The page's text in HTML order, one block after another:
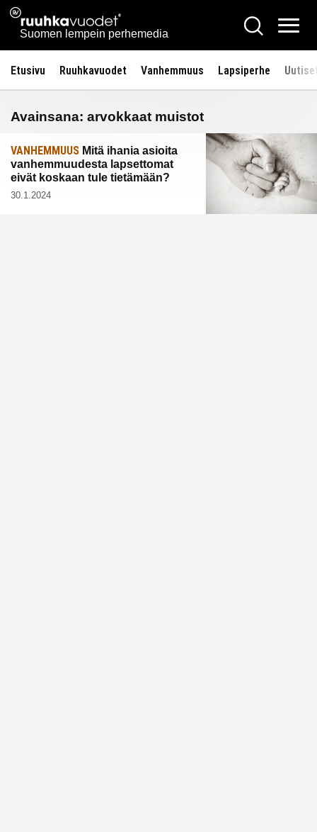
Siirry
sisältöön
Ruuhkavuodet.fi
Suomen lempein perhemedia
Hae
Etusivu Ruuhkavuodet Vanhemmuus Lapsiperhe
Avainsana: arvokkaat muistot
VANHEMMUUS Mitä ihania asioita
vanhemmuudesta lapsettomat
eivät koskaan tule tietämään?
30.1.2024